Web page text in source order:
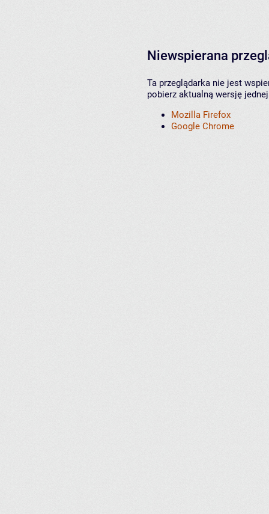
Niewspierana
Ta przeglądarka nie jest
pobierz aktualną wersję
Mozilla Firefox
Google Chrome